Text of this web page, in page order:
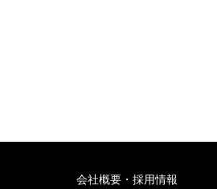
会社概要・採用情報